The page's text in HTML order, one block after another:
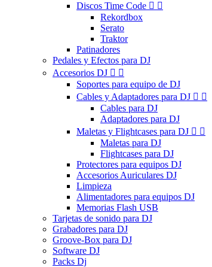
Discos Time Code  
Rekordbox
Serato
Traktor
Patinadores
Pedales y Efectos para DJ
Accesorios DJ  
Soportes para equipo de DJ
Cables y Adaptadores para DJ  
Cables para DJ
Adaptadores para DJ
Maletas y Flightcases para DJ  
Maletas para DJ
Flightcases para DJ
Protectores para equipos DJ
Accesorios Auriculares DJ
Limpieza
Alimentadores para equipos DJ
Memorias Flash USB
Tarjetas de sonido para DJ
Grabadores para DJ
Groove-Box para DJ
Software DJ
Packs Dj